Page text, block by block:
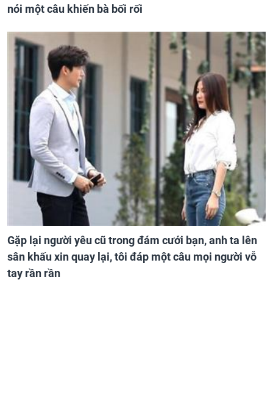
nói một câu khiến bà bối rối
Gặp lại người yêu cũ trong đám cưới bạn, anh ta lên
sân khấu xin quay lại, tôi đáp một câu mọi người vỗ
tay rần rần